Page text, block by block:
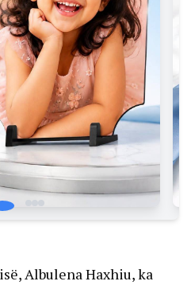
Albulena Haxhiu, ka